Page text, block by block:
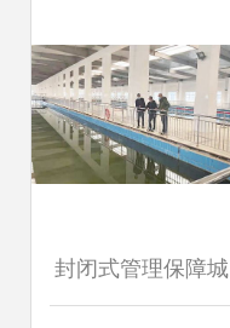
封闭式管理保障城